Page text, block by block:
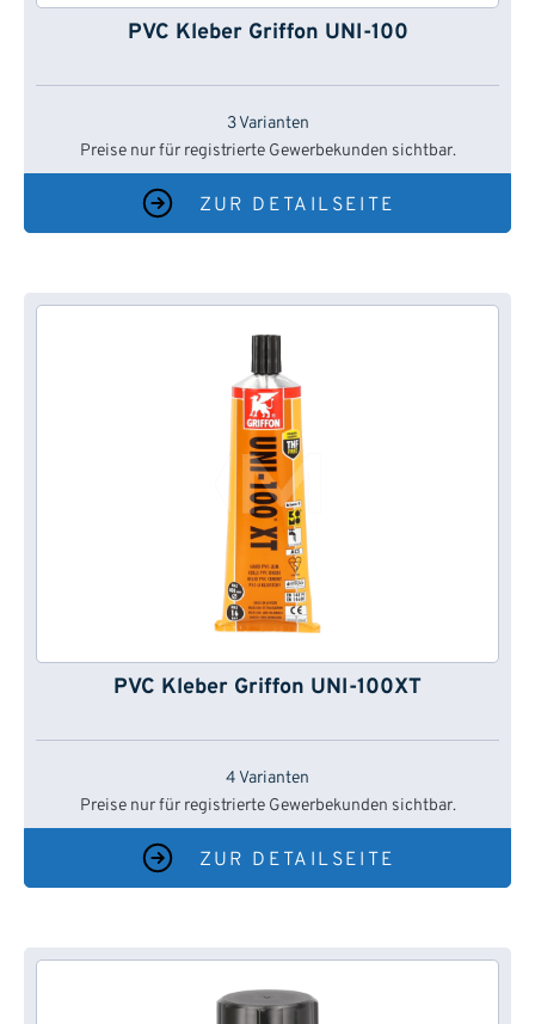
PVC Kleber Griffon UNI-100
3 Varianten
Preise nur für registrierte Gewerbekunden sichtbar.
ZUR DETAILSEITE
PVC Kleber Griffon UNI-100XT
4 Varianten
Preise nur für registrierte Gewerbekunden sichtbar.
ZUR DETAILSEITE